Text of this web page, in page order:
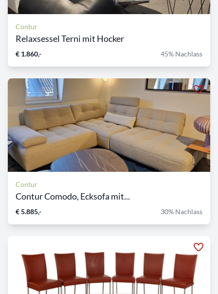
Contur
Relaxsessel Terni mit Hocker
€ 1.860,- 45% Nachlass
Contur
Contur Comodo, Ecksofa mit...
€ 5.885,- 30% Nachlass